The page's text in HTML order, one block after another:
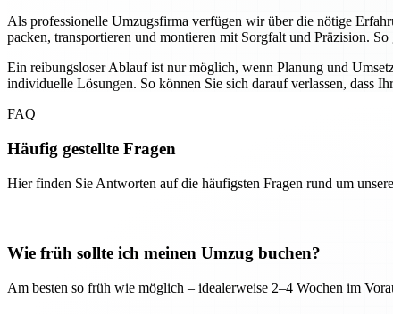
Als professionelle Umzugsfirma verfügen wir über die nötige
packen, transportieren und montieren mit Sorgfalt und Präzision.
Ein reibungsloser Ablauf ist nur möglich, wenn Planung und
individuelle Lösungen. So können Sie sich darauf verlassen, dass
FAQ
Häufig gestellte Fragen
Hier finden Sie Antworten auf die häufigsten Fragen rund um
Wie früh sollte ich meinen Umzug buchen?
Am besten so früh wie möglich – idealerweise 2–4 Wochen im